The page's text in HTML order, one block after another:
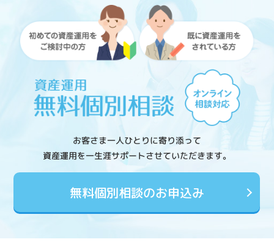
お客さま一人ひとりに寄り添って
資産運用を一生涯サポートさせていただきます。
無料個別相談のお申込み